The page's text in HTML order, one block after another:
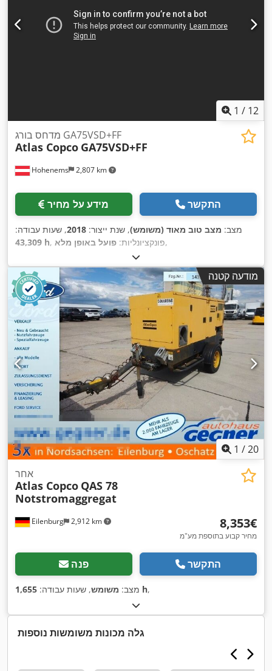
1 / 12
Hohenems 2,807 km
מדחס בורג GA75VSD+FF
Atlas Copco GA75VSD+FF
מידע על מחיר התקשר
מצב: מצב טוב מאוד (משומש), שנת ייצור: 2018, שעות עבודה:
43,309 h
, פונקציונליות: פועל באופן מלא ,
מודעה קטנה
1 /20
Eilenburg 2,912 km
אחר
Atlas Copco QAS 78
Notstromaggregat
‏8,353 ‏€
מחיר קבוע בתוספת מע"מ
פנה התקשר
מצב: משומש, שעות עבודה: 1,655 h,
גלה מכונות משומשות נוספות